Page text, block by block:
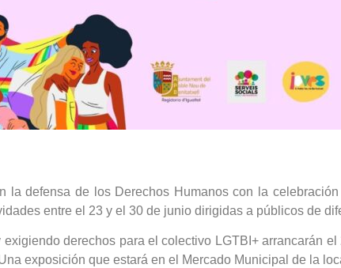
la defensa de los Derechos Humanos con la
entre el 23 y el 30 de junio dirigidas a públicos de
derechos para el colectivo LGTBI+ arrancarán
exposición que estará en el Mercado Municipal de la